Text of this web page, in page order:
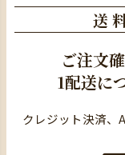
送
ご注文
1配送に
クレジット決済、